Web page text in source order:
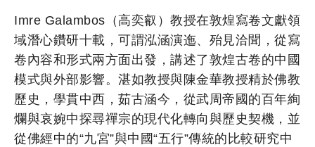
Imre Galambos（高奕叡）教授在敦煌寫卷文獻領
域潛心鑽研十載，可謂泓涵演迤、殆見洽聞，從寫
卷內容和形式兩方面出發，講述了敦煌古卷的中國
模式與外部影響。湛如教授與陳金華教授精於佛教
歷史，學貫中西，茹古涵今，從武周帝國的百年絢
爛與哀婉中探尋禪宗的現代化轉向與歷史契機，並
從佛經中的“九宮”與中國“五行”傳統的比較研究中